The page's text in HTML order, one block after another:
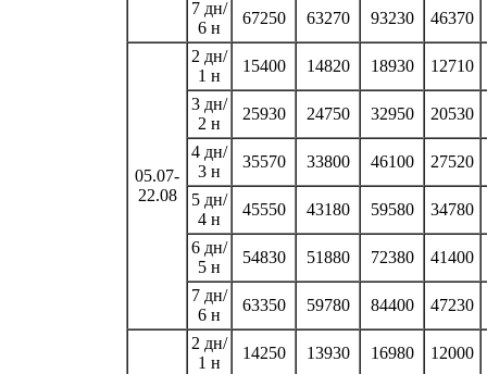
7 дн/
6 н
67250 63270 93230 46370
05.07-
22.08
2 дн/
1 н
15400 14820 18930 12710
3 дн/
2 н
25930 24750 32950 20530
4 дн/
3 н
35570 33800 46100 27520
5 дн/
4 н
45550 43180 59580 34780
6 дн/
5 н
54830 51880 72380 41400
7 дн/
6 н
63350 59780 84400 47230
2 дн/
1 н
14250 13930 16980 12000